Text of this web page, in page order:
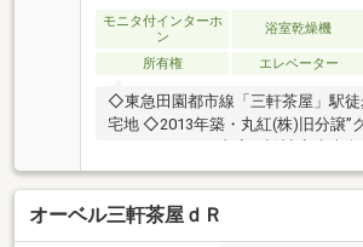
モニタ付インターホ
ン
浴室乾燥機
所有権 エレベーター
◇東急田園都市線「三軒茶屋」駅
宅地 ◇2013年築・丸紅(株)旧分譲”
ホテルライクな内廊下設計◇南東向
◇43.97m2／1LDK◇カウンターキ
暖房◇不在時の宅配ボックス
ティシステム◇安心な生活をサポー
クシステム◇三菱地所コミュニテ
オーベル三軒茶屋ｄＲ